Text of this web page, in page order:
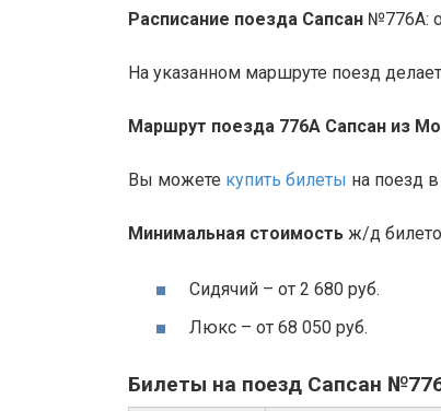
Расписание поезда Сапсан №776А:
На указанном маршруте поезд делает
Маршрут поезда 776А Сапсан из
Вы можете купить билеты на поезд
Минимальная стоимость ж/д
Сидячий – от 2 680 руб.
Люкс – от 68 050 руб.
Билеты на поезд Сапсан